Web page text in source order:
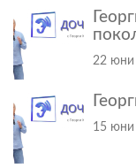
22
15